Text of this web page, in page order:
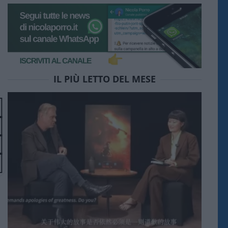
IL PIÙ LETTO DEL MESE